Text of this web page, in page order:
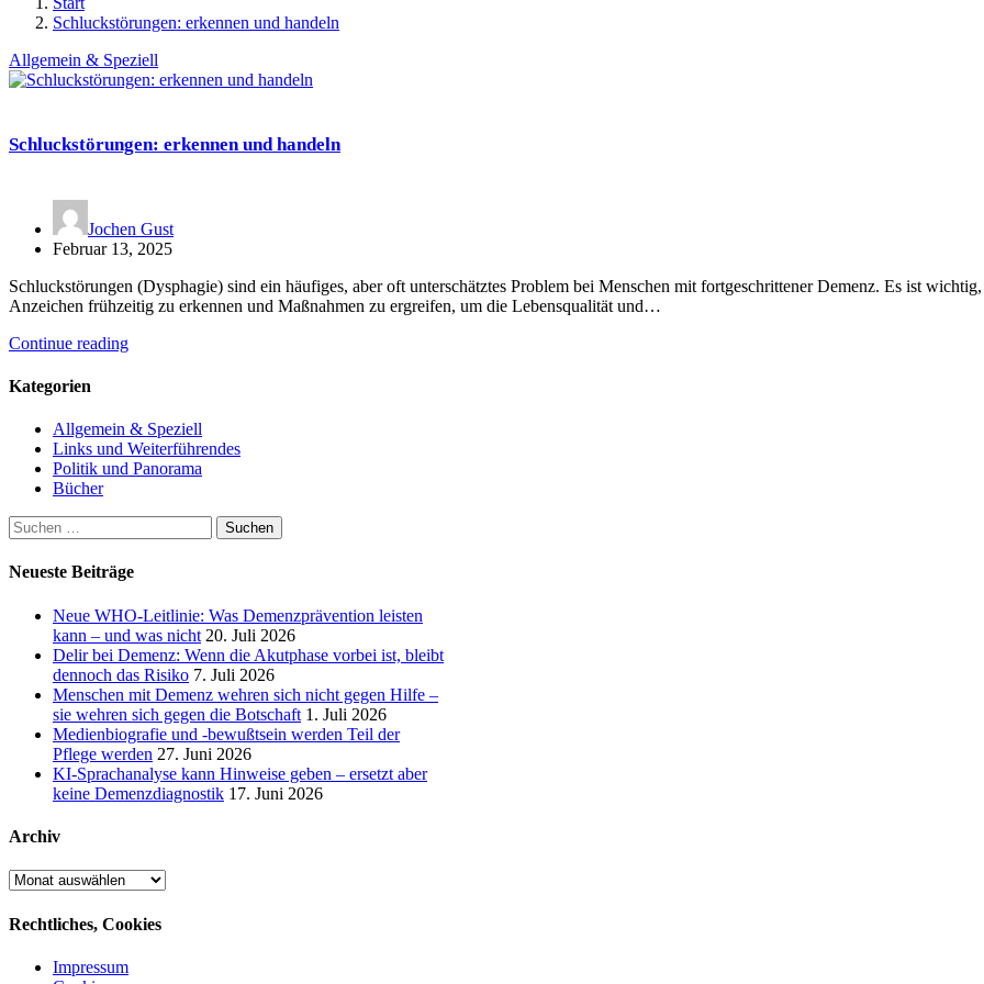
Schluckstörungen: erkennen und handeln
Allgemein & Speziell
Schluckstörungen: erkennen und handeln
Jochen Gust
Februar 13, 2025
Schluckstörungen (Dysphagie) sind ein häufiges, aber oft unterschätztes Problem bei Menschen mit fortgeschrittener Demenz. Es ist
Anzeichen frühzeitig zu erkennen und Maßnahmen zu ergreifen, um die Lebensqualität und…
Continue reading
Kategorien
Allgemein & Speziell
Links und Weiterführendes
Politik und Panorama
Bücher
Suchen
nach:
Neueste Beiträge
Neue WHO-Leitlinie: Was Demenzprävention leisten
kann – und was nicht 20. Juli 2026
Delir bei Demenz: Wenn die Akutphase vorbei ist, bleibt
dennoch das Risiko 7. Juli 2026
Menschen mit Demenz wehren sich nicht gegen Hilfe –
sie wehren sich gegen die Botschaft 1. Juli 2026
Medienbiografie und -bewußtsein werden Teil der
Pflege werden 27. Juni 2026
KI-Sprachanalyse kann Hinweise geben – ersetzt aber
keine Demenzdiagnostik 17. Juni 2026
Archiv
Archiv
Rechtliches, Cookies
Impressum